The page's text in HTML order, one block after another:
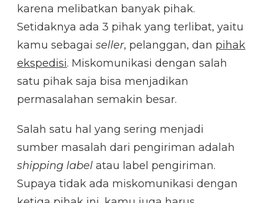
karena melibatkan banyak pihak.
Setidaknya ada 3 pihak yang terlibat, yaitu
kamu sebagai seller, pelanggan, dan pihak
ekspedisi. Miskomunikasi dengan salah
satu pihak saja bisa menjadikan
permasalahan semakin besar.
Salah satu hal yang sering menjadi
sumber masalah dari pengiriman adalah
shipping label atau label pengiriman.
Supaya tidak ada miskomunikasi dengan